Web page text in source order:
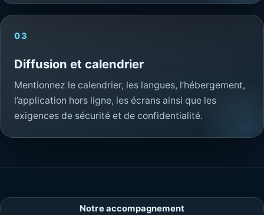
03
Diffusion et calendrier
Mentionnez le calendrier, les langues, l’hébergement,
l’application hors ligne, les écrans ainsi que les
exigences de sécurité et de confidentialité.
Notre accompagnement